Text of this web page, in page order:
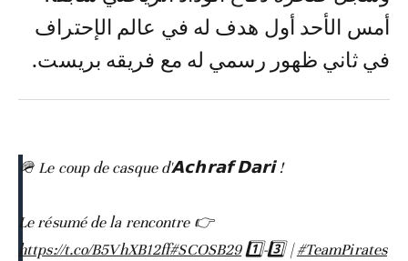
أمس الأحد أول هدف له في عالم الإحتراف
في ثاني ظهور رسمي له مع فريقه بريست.
🪖 Le coup de casque d'𝗔𝗰𝗵𝗿𝗮𝗳 𝗗𝗮𝗿𝗶 !
Le résumé de la rencontre 👉
https://t.co/B5VhXB12ff#SCOSB291️⃣-3️⃣ |#TeamPirates